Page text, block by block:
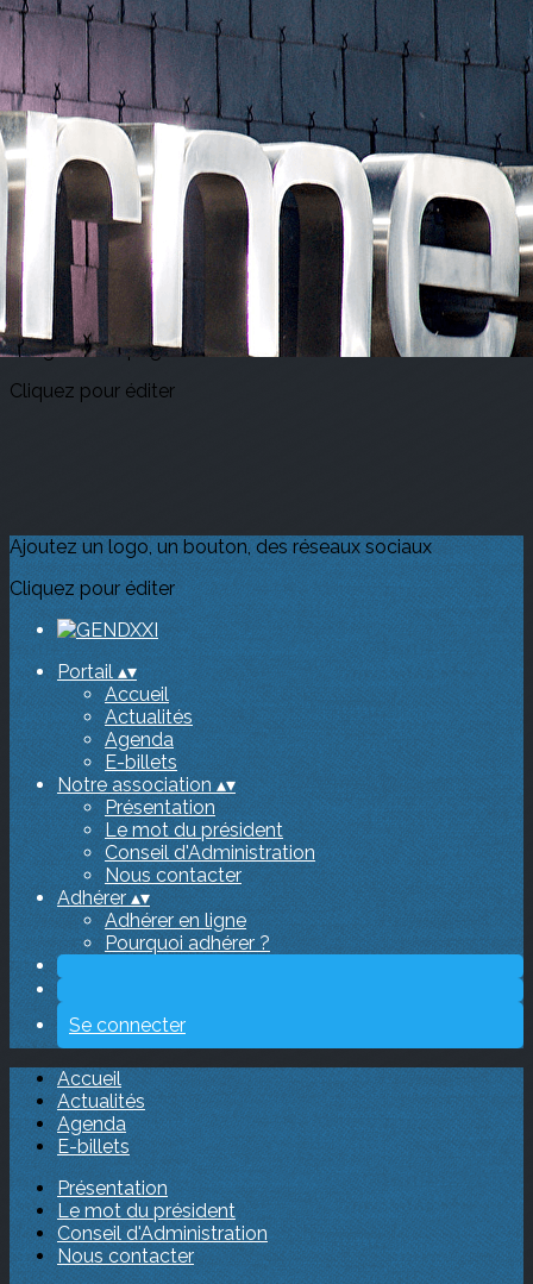
Exporter les lignes sélectionnées
Exporter toutes les colonnes
Exporter uniquement les colonnes affichées
Menu
<
>
Accueil
Actualités
Agenda
E-billets
?>
Images de la page d'accueil
Cliquez pour éditer
Ajoutez un logo, un bouton, des réseaux sociaux
Cliquez pour éditer
Portail▴▾
Accueil
Actualités
Agenda
E-billets
Notre association▴▾
Présentation
Le mot du président
Conseil d'Administration
Nous contacter
Adhérer▴▾
Adhérer en ligne
Pourquoi adhérer ?
Se connecter
Accueil
Actualités
Agenda
E-billets
Présentation
Le mot du président
Conseil d'Administration
Nous contacter